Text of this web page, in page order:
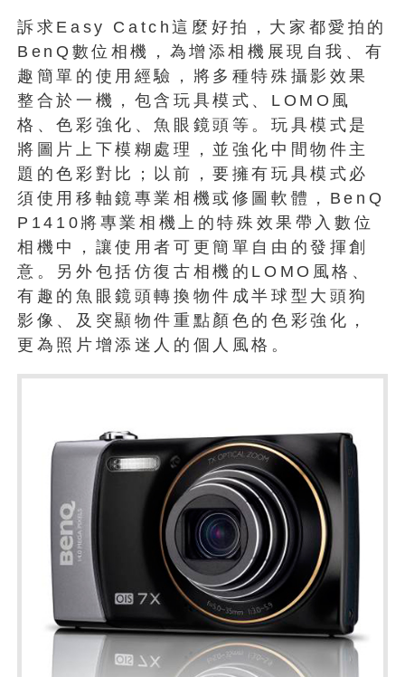
訴求Easy Catch這麼好拍，大家都愛拍的
BenQ數位相機，為增添相機展現自我、有
趣簡單的使用經驗，將多種特殊攝影效果
整合於一機，包含玩具模式、LOMO風
格、色彩強化、魚眼鏡頭等。玩具模式是
將圖片上下模糊處理，並強化中間物件主
題的色彩對比；以前，要擁有玩具模式必
須使用移軸鏡專業相機或修圖軟體，BenQ
P1410將專業相機上的特殊效果帶入數位
相機中，讓使用者可更簡單自由的發揮創
意。另外包括仿復古相機的LOMO風格、
有趣的魚眼鏡頭轉換物件成半球型大頭狗
影像、及突顯物件重點顏色的色彩強化，
更為照片增添迷人的個人風格。